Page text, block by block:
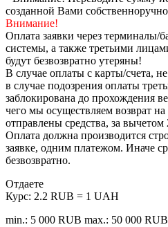
созданной Вами собственноручно
Внимание!
Оплата заявки через терминалы/
системы, а также третьими
будут безвозвратно утеряны!
В случае оплаты с карты/счета,
в случае подозрения оплаты
заблокирована до прохождения
чего мы осуществляем возврат
отправлены средства, за
Оплата должна производится
заявке, одним платежом. Иначе
безвозвратно.
Отдаете
Курс: 2.2 RUB = 1 UAH
min.: 5 000 RUB max.: 50 000 RUB